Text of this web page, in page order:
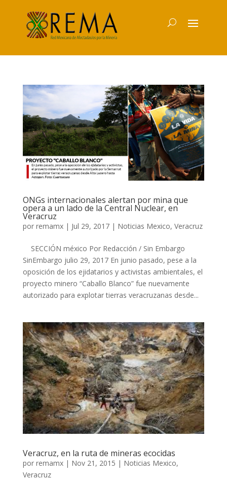
ONGs internacionales alertan por mina que
opera a un lado de la Central Nuclear, en
Veracruz
por remamx| Jul 29, 2017| Noticias Mexico, Veracruz
SECCIÓN méxico Por Redacción / Sin Embargo
SinEmbargo julio 29, 2017 En junio pasado, pese a la
oposición de los ejidatarios y activistas ambientales, el
proyecto minero “Caballo Blanco” fue nuevamente
autorizado para explotar tierras veracruzanas desde...
Veracruz, en la ruta de mineras ecocidas
por remamx| Nov 21, 2015 | Noticias Mexico,
Veracruz